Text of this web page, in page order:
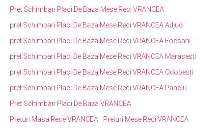
Pret Schimbari Placi De Baza Mese Reci VRANCEA
pret Schimbari Placi De Baza Mese Reci VRANCEA Adjud
pret Schimbari Placi De Baza Mese Reci VRANCEA Focsani
pret Schimbari Placi De Baza Mese Reci VRANCEA Marasesti
pret Schimbari Placi De Baza Mese Reci VRANCEA Odobesti
pret Schimbari Placi De Baza Mese Reci VRANCEA Panciu
Pret Schimbari Placi De Baza VRANCEA
Preturi Masa Rece VRANCEA
Preturi Mese Reci VRANCEA